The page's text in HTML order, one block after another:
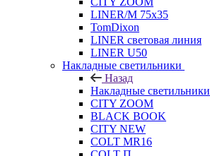
LINER/M 75х35
TomDixon
LINER световая линия
LINER U50
Накладные светильники
Назад
Накладные светильники
CITY ZOOM
BLACK BOOK
CITY NEW
COLT MR16